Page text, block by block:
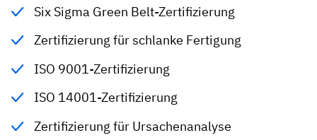
Six Sigma Green Belt-Zertifizierung
Zertifizierung für schlanke Fertigung
ISO 9001-Zertifizierung
ISO 14001-Zertifizierung
Zertifizierung für Ursachenanalyse